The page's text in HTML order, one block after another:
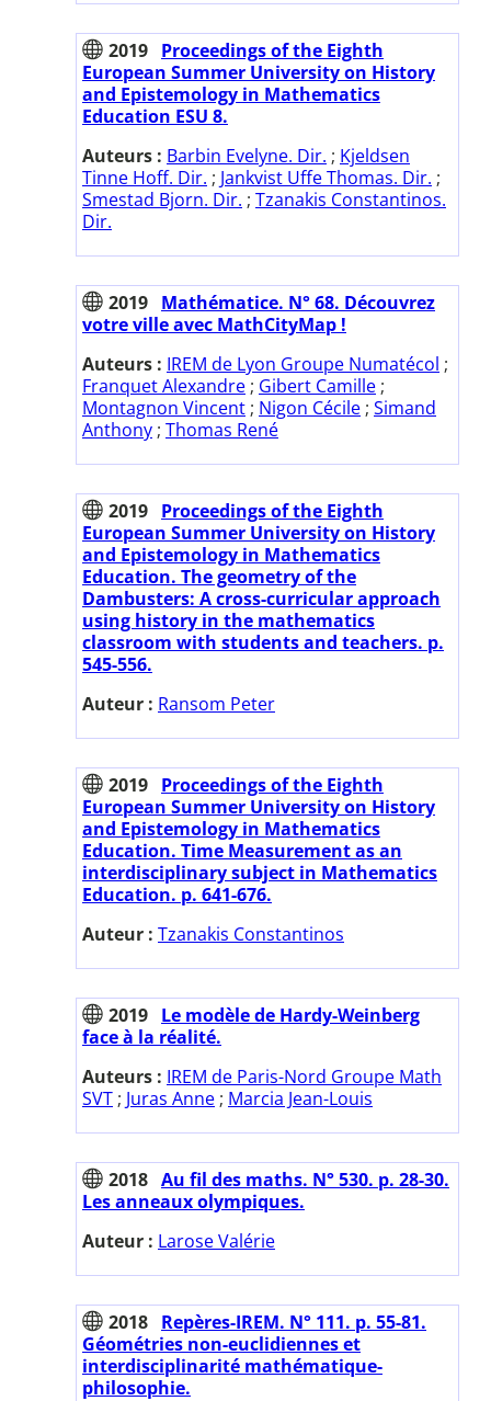
2019 Proceedings of the Eighth
European Summer University on History
and Epistemology in Mathematics
Education ESU 8.
Auteurs : Barbin Evelyne. Dir. ; Kjeldsen
Tinne Hoff. Dir. ; Jankvist Uffe Thomas. Dir. ;
Smestad Bjorn. Dir. ; Tzanakis Constantinos.
Dir.
2019 Mathématice. N° 68. Découvrez
votre ville avec MathCityMap !
Auteurs : IREM de Lyon Groupe Numatécol ;
Franquet Alexandre ; Gibert Camille ;
Montagnon Vincent ; Nigon Cécile ; Simand
Anthony ; Thomas René
2019 Proceedings of the Eighth
European Summer University on History
and Epistemology in Mathematics
Education. The geometry of the
Dambusters: A cross-curricular approach
using history in the mathematics
classroom with students and teachers. p.
545-556.
Auteur : Ransom Peter
2019 Proceedings of the Eighth
European Summer University on History
and Epistemology in Mathematics
Education. Time Measurement as an
interdisciplinary subject in Mathematics
Education. p. 641-676.
Auteur : Tzanakis Constantinos
2019 Le modèle de Hardy-Weinberg
face à la réalité.
Auteurs : IREM de Paris-Nord Groupe Math
SVT ; Juras Anne ; Marcia Jean-Louis
2018 Au fil des maths. N° 530. p. 28-30.
Les anneaux olympiques.
Auteur : Larose Valérie
2018 Repères-IREM. N° 111. p. 55-81.
Géométries non-euclidiennes et
interdisciplinarité mathématique-
philosophie.